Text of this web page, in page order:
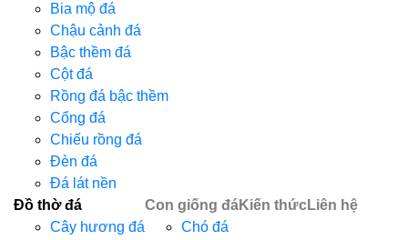
Bia mộ đá
Chậu cảnh đá
Bậc thềm đá
Cột đá
Rồng đá bậc thềm
Cổng đá
Chiếu rồng đá
Đèn đá
Đá lát nền
Đồ thờ đá
Cây hương đá
Con giống đá
Chó đá
Kiến thứcLiên hệ